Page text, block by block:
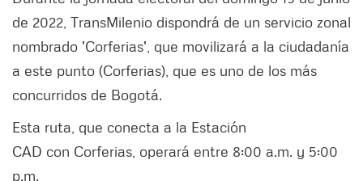
de 2022, TransMilenio dispondrá de un servicio zonal
nombrado 'Corferias', que movilizará a la ciudadanía
a este punto (Corferias), que es uno de los más
concurridos de Bogotá.
Esta ruta, que conecta a la Estación
CAD con Corferias, operará entre 8:00 a.m. y 5:00
p.m.